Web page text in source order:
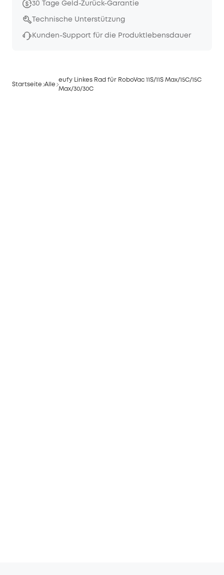
30 Tage Geld-Zurück-Garantie
Technische Unterstützung
Kunden-Support für die Produktlebensdauer
Startseite Alle
eufy Linkes Rad für RoboVac 11S/11S Max/15C/15C
Max/30/30C